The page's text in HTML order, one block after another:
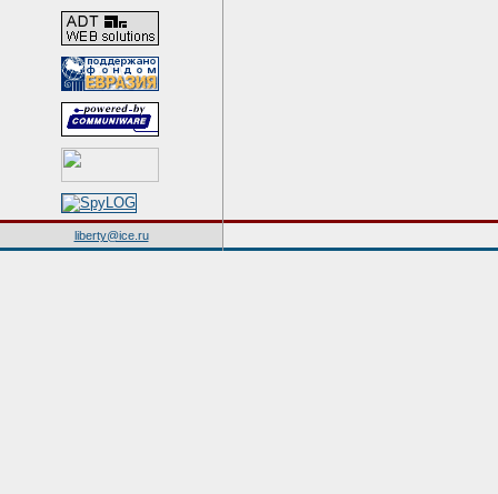
liberty@ice.ru